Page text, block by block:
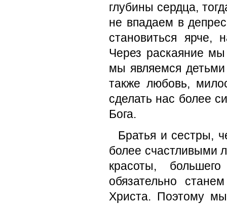
глубины сердца,
не впадаем в
становиться ярче,
Через раскаяние
мы являемся
также любовь,
сделать нас более
Бога.
Братья и сестры,
более счастливыми
красоты,
обязательно
Христа. Поэтому